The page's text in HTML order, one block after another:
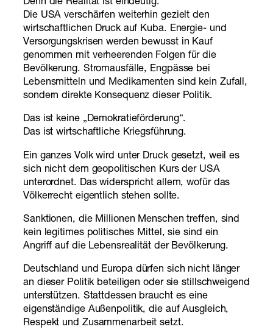
Denn die Realität ist eindeutig:
Die USA verschärfen weiterhin gezielt den
wirtschaftlichen Druck auf Kuba. Energie- und
Versorgungskrisen werden bewusst in Kauf
genommen mit verheerenden Folgen für die
Bevölkerung. Stromausfälle, Engpässe bei
Lebensmitteln und Medikamenten sind kein Zufall,
sondern direkte Konsequenz dieser Politik.
Das ist keine „Demokratieförderung“.
Das ist wirtschaftliche Kriegsführung.
Ein ganzes Volk wird unter Druck gesetzt, weil es
sich nicht dem geopolitischen Kurs der USA
unterordnet. Das widerspricht allem, wofür das
Völkerrecht eigentlich stehen sollte.
Sanktionen, die Millionen Menschen treffen, sind
kein legitimes politisches Mittel, sie sind ein
Angriff auf die Lebensrealität der Bevölkerung.
Deutschland und Europa dürfen sich nicht länger
an dieser Politik beteiligen oder sie stillschweigend
unterstützen. Stattdessen braucht es eine
eigenständige Außenpolitik, die auf Ausgleich,
Respekt und Zusammenarbeit setzt.